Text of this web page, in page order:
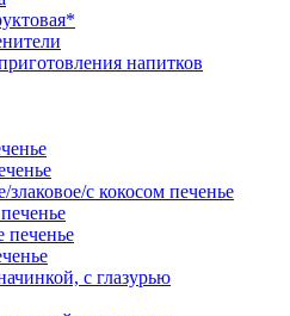
напитков
злаковое/с кокосом печенье
печенье
с глазурью